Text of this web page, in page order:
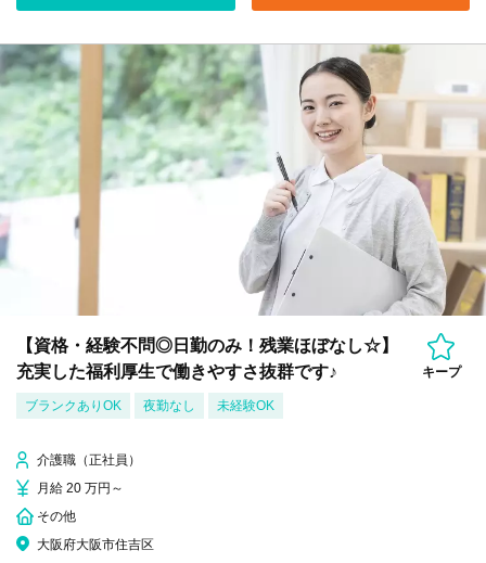
【資格・経験不問◎日勤のみ！残業ほぼなし☆】
充実した福利厚生で働きやすさ抜群です♪
キープ
ブランクありOK 夜勤なし 未経験OK
介護職（正社員）
月給 20 万円～
その他
大阪府大阪市住吉区